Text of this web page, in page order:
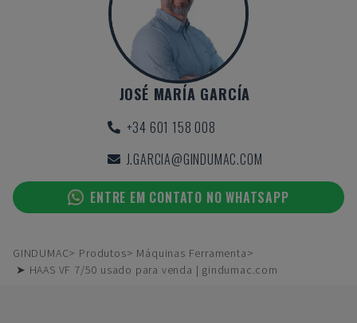
JOSÉ MARÍA GARCÍA
+34 601 158 008
J.GARCIA@GINDUMAC.COM
ENTRE EM CONTATO NO WHATSAPP
GINDUMAC Produtos
Máquinas Ferramenta
➤ HAAS VF 7/50 usado para venda | gindumac.com